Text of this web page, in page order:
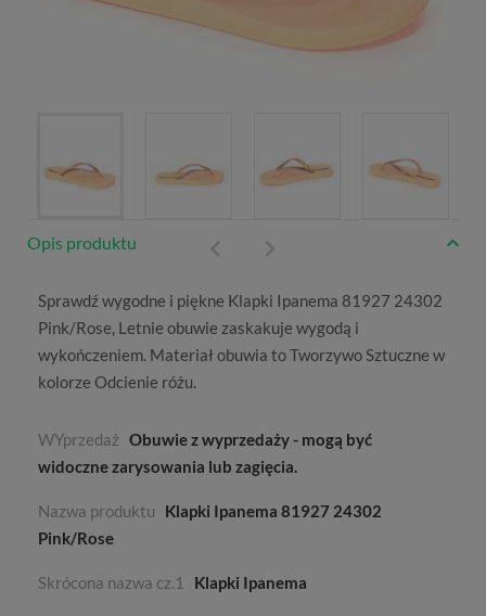
Opis produktu
Sprawdź wygodne i piękne Klapki Ipanema 81927 24302
Pink/Rose, Letnie obuwie zaskakuje wygodą i
wykończeniem. Materiał obuwia toTworzywo Sztuczne w
kolorze Odcienie różu.
WYprzedaż Obuwie z wyprzedaży - mogą być
widoczne zarysowania lub zagięcia.
Nazwa produktu
Klapki Ipanema 81927 24302
Pink/Rose
Skrócona nazwa cz.1 Klapki Ipanema